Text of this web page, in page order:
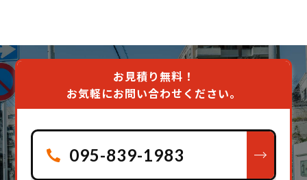
お見積り無料！
お気軽にお問い合わせください。
095-839-1983